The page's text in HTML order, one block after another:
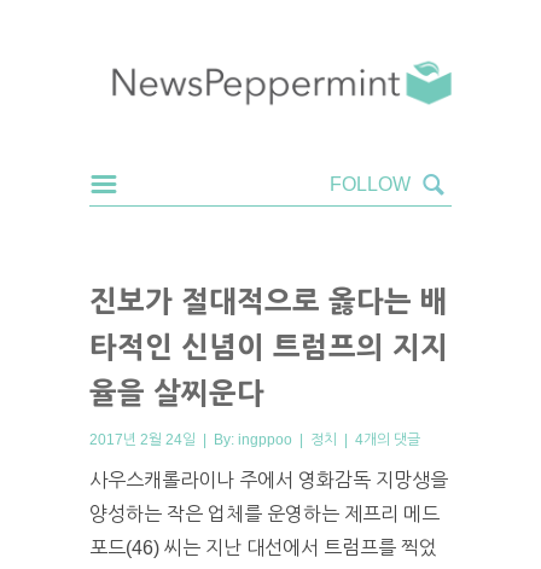
진보가 절대적으로 옳다는 배
타적인 신념이 트럼프의 지지
율을 살찌운다
2017년 2월 24일 | By: ingppoo | 정치 | 4개의 댓글
사우스캐롤라이나 주에서 영화감독 지망생을
양성하는 작은 업체를 운영하는 제프리 메드
포드(46) 씨는 지난 대선에서 트럼프를 찍었